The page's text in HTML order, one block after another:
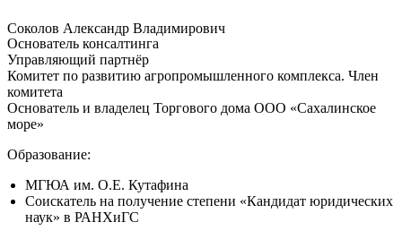
Соколов Александр Владимирович
Основатель консалтинга
Управляющий партнёр
Комитет по развитию агропромышленного комплекса. Член
комитета
Основатель и владелец Торгового дома ООО «Сахалинское
море»
Образование:
МГЮА им. О.Е. Кутафина
Соискатель на получение степени «Кандидат юридических
наук» в РАНХиГС